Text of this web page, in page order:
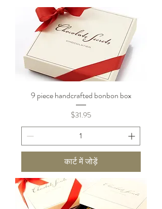
9 piece handcrafted bonbon box
मूल्य
$31.95
कार्ट में जोड़ें